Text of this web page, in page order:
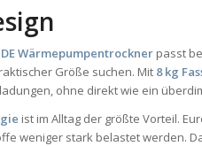
DE Wärmepumpentrockner passt
Größe suchen. Mit 8 kg
ohne direkt wie ein
ist im Alltag der größte Vorteil.
weniger stark belastet werden.